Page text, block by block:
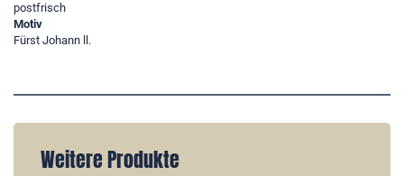
postfrisch
Motiv
Fürst Johann ll.
Weitere Produkte